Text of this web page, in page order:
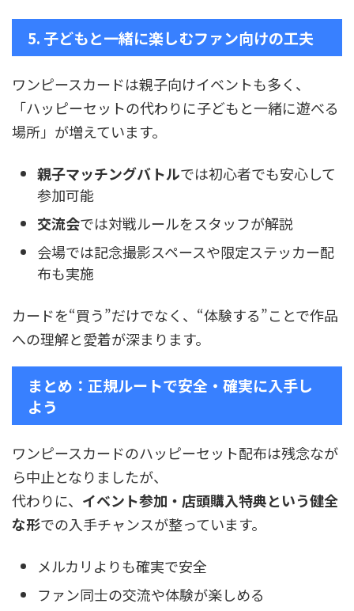
5. 子どもと一緒に楽しむファン向けの工夫
ワンピースカードは親子向けイベントも多く、
「ハッピーセットの代わりに子どもと一緒に遊べる
場所」が増えています。
親子マッチングバトルでは初心者でも安心して
参加可能
交流会では対戦ルールをスタッフが解説
会場では記念撮影スペースや限定ステッカー配
布も実施
カードを“買う”だけでなく、“体験する”ことで作品
への理解と愛着が深まります。
まとめ：正規ルートで安全・確実に入手し
よう
ワンピースカードのハッピーセット配布は残念なが
ら中止となりましたが、
代わりに、 イベント参加・店頭購入特典という健全
な形での入手チャンスが整っています。
メルカリよりも確実で安全
ファン同士の交流や体験が楽しめる